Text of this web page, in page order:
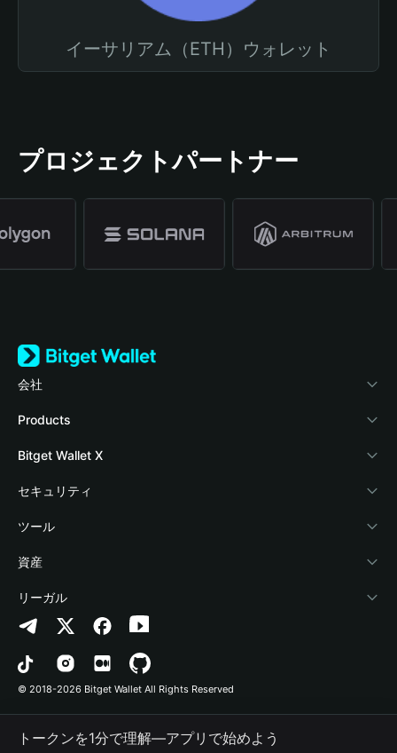
イーサリアム（ETH）ウォレット
プロジェクトパートナー
会社
Bitget Walletについて
ブログ
アカデミー
暗号資産ニュース
Help Center
お問い合わせ
ブランドリソース
キャリア
Products
Crypto Card
Stablecoin Earn
Payfi Crypto
Crypto Swap API
Altcoin Season Index
Prediction Markets
DApp
RWA
Bitget Wallet X
デベロッパー
ウォレットを接続
Bitget Wallet Pay
プロジェクトを掲載
セキュリティ
保護基金
セキュリティ技術
ツール
暗号資産を購入
認証検出
コントラクト検出
一括送金
資産
Arbitrum
Avalanche
Bitcoin
Polygon
リーガル
プライバシーポリシー
利用規約
© 2018-2026 Bitget Wallet All Rights Reserved
トークンを1分で理解―アプリで始めよう